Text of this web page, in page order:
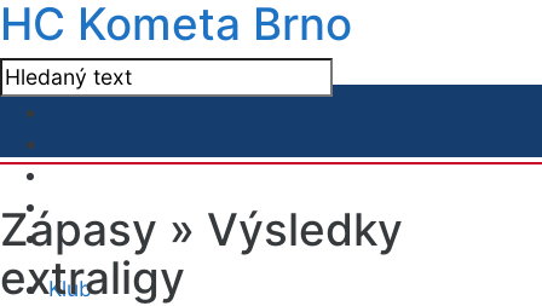
HC Kometa Brno
Klub
Zápasy » Výsledky
extraligy